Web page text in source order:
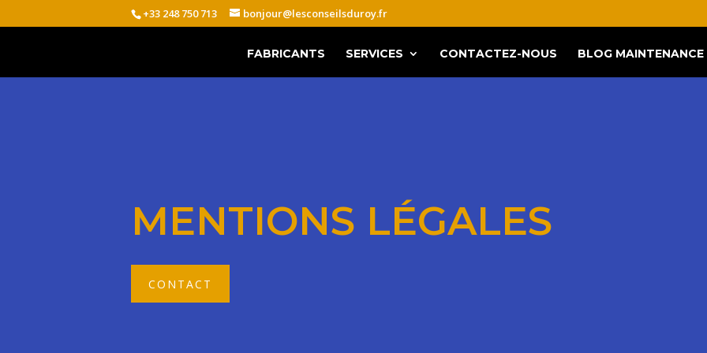
+33 248 750 713 bonjour@lesconseilsduroy.fr
FABRICANTS SERVICES CONTACTEZ-NOUS BLOG
MENTIONS LÉGALES
CONTACT